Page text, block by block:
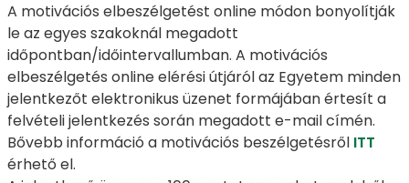
A motivációs elbeszélgetést online módon bonyolítják
le az egyes szakoknál megadott
időpontban/időintervallumban. A motivációs
elbeszélgetés online elérési útjáról az Egyetem minden
jelentkezőt elektronikus üzenet formájában értesít a
felvételi jelentkezés során megadott e-mail címén.
Bővebb információ a motivációs beszélgetésről ITT
érhető el.